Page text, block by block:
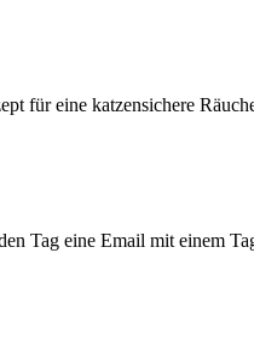
für eine katzensichere
Tag eine Email mit einem